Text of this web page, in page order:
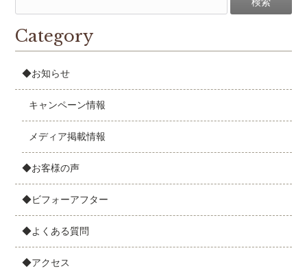
Category
◆お知らせ
キャンペーン情報
メディア掲載情報
◆お客様の声
◆ビフォーアフター
◆よくある質問
◆アクセス